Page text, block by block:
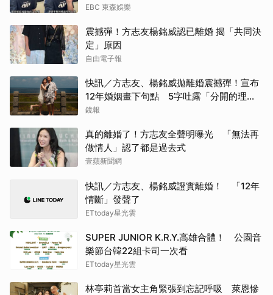
EBC 東森娛樂
震撼彈！方志友楊銘威認已離婚 揭「共同決
定」原因
自由電子報
快訊／方志友、楊銘威拋離婚震撼彈！宣布
12年婚姻畫下句點 5字吐露「分開的理
由」
鏡報
真的離婚了！方志友全聲明曝光 「無法再
做情人」認了都是過去式
壹蘋新聞網
快訊／方志友、楊銘威證實離婚！ 「12年
情斷」發聲了
ETtoday星光雲
SUPER JUNIOR K.R.Y.高雄合體！ 公園音
樂節台韓22組卡司一次看
ETtoday星光雲
林亭莉首當女主角緊張到忘記呼吸 萊恩慘